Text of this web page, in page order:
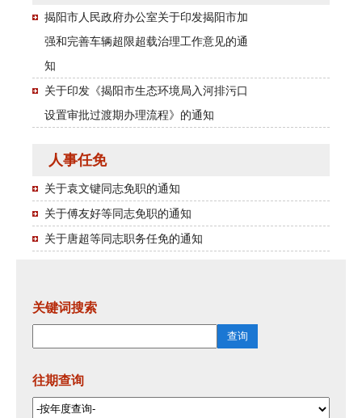
揭阳市人民政府办公室关于印发揭阳市加
强和完善车辆超限超载治理工作意见的通
知
关于印发《揭阳市生态环境局入河排污口
设置审批过渡期办理流程》的通知
人事任免
关于袁文键同志免职的通知
关于傅友好等同志免职的通知
关于唐超等同志职务任免的通知
关键词搜索
往期查询